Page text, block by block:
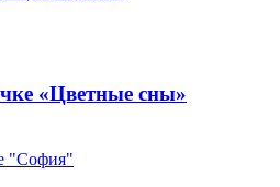
«Цветные сны»